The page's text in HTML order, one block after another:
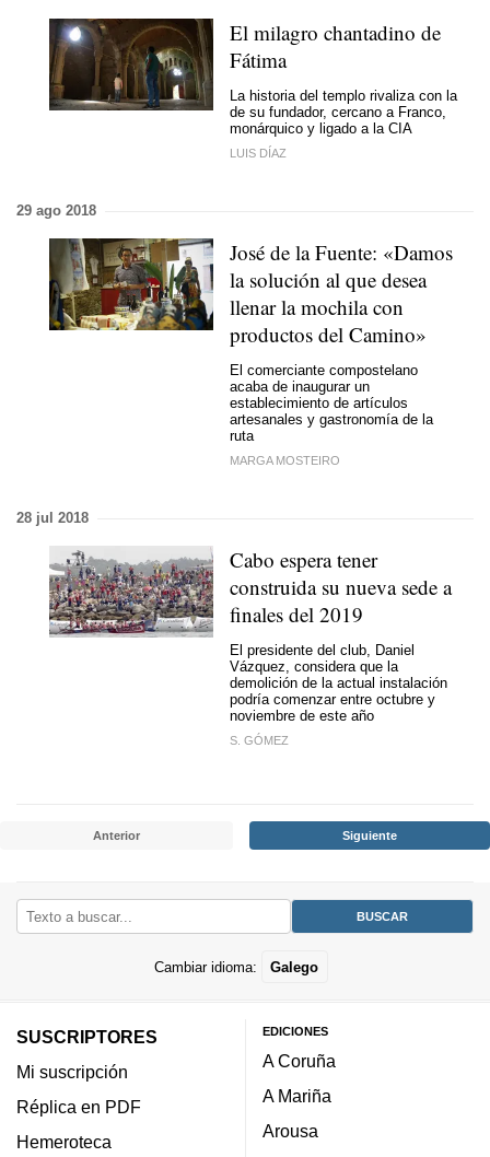
El milagro chantadino de
Fátima
La historia del templo rivaliza con la
de su fundador, cercano a Franco,
monárquico y ligado a la CIA
LUIS DÍAZ
29 ago 2018
José de la Fuente: «Damos
la solución al que desea
llenar la mochila con
productos del Camino»
El comerciante compostelano
acaba de inaugurar un
establecimiento de artículos
artesanales y gastronomía de la
ruta
MARGA MOSTEIRO
28 jul 2018
Cabo espera tener
construida su nueva sede a
finales del 2019
El presidente del club, Daniel
Vázquez, considera que la
demolición de la actual instalación
podría comenzar entre octubre y
noviembre de este año
S. GÓMEZ
Anterior Siguiente
Cambiar idioma: Galego
SUSCRIPTORES
Mi suscripción
Réplica en PDF
Hemeroteca
EDICIONES
A Coruña
A Mariña
Arousa